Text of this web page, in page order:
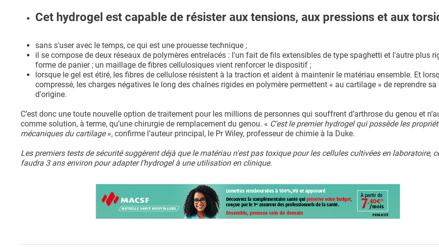
Cet hydrogel est capable de résister aux tensions, aux pressions et aux
sans s'user avec le temps, ce qui est une prouesse technique ;
il se compose de deux réseaux de polymères entrelacés : l'un fait de fils extensibles de type spaghetti et l'autre plus
forme de panier ; un maillage de fibres cellulosiques vient renforcer le dispositif ;
lorsque le gel est étiré, les fibres de cellulose résistent à la traction et aident à maintenir le matériau ensemble. Et
compressé, les charges négatives le long des chaînes rigides en polymère permettent « au cartilage » de reprendre
d'origine.
C’est donc une toute nouvelle option de traitement pour les millions de personnes qui souffrent d’arthrose du genou et
comme solution, à terme, qu’une chirurgie de remplacement du genou. « C’est le premier hydrogel qui possède les
mécaniques du cartilage», confirme l’auteur principal, le Pr Wiley, professeur de chimie à la Duke.
Les premiers tests de sécurité suggèrent déjà que le matériau n'est pas toxique pour les cellules cultivées en laboratoire,
faudra 3 ans environ pour adapter l’hydrogel à une utilisation en clinique.